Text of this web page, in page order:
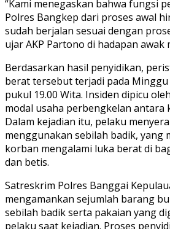
“Kami menegaskan bahwa fungsi
Polres Bangkep dari proses awal
sudah berjalan sesuai dengan
ujar AKP Partono di hadapan awak
Berdasarkan hasil penyidikan,
berat tersebut terjadi pada
pukul 19.00 Wita. Insiden dipicu
modal usaha perbengkelan antara
Dalam kejadian itu, pelaku
menggunakan sebilah badik, yang
korban mengalami luka berat di
dan betis.
Satreskrim Polres Banggai
mengamankan sejumlah barang
sebilah badik serta pakaian yang
pelaku saat kejadian. Proses